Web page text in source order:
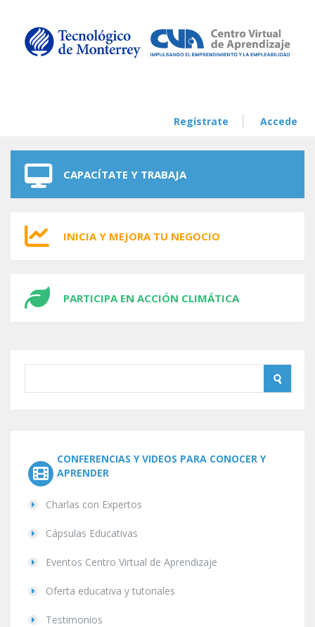
Regístrate Accede
CAPACÍTATE Y TRABAJA
INICIA Y MEJORA TU NEGOCIO
PARTICIPA EN ACCIÓN CLIMÁTICA
CONFERENCIAS Y VIDEOS PARA CONOCER Y
APRENDER
Charlas con Expertos
Cápsulas Educativas
Eventos Centro Virtual de Aprendizaje
Oferta educativa y tutoriales
Testimonios